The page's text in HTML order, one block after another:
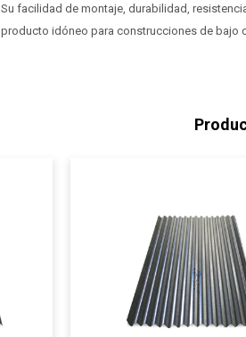
Su facilidad de montaje, durabilidad,
producto idóneo para construcciones de bajo